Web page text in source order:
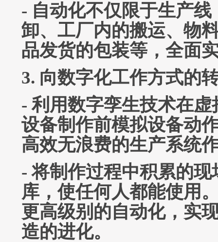
- 自动化不仅限于生产
卸、工厂内的搬运、物
品发货的包装等，全面
3. 向数字化工作方式的
- 利用数字孪生技术在
设备制作前模拟设备动
高效无浪费的生产系统
- 将制作过程中积累的
库，使任何人都能使用
更高级别的自动化，实
造的进化。